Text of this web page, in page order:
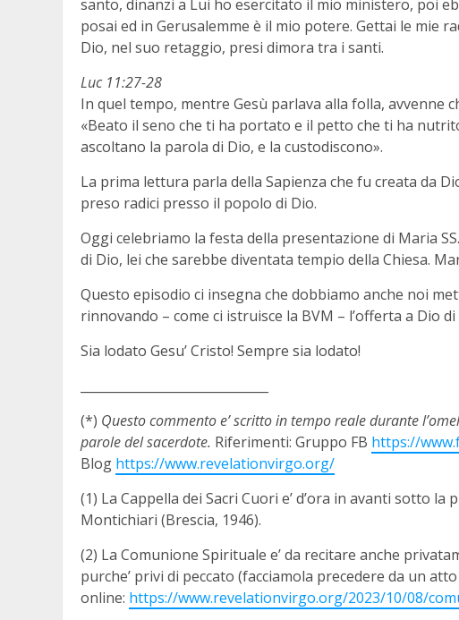
santo, dinanzi a Lui ho esercitato il mio ministero, poi
posai ed in Gerusalemme è il mio potere. Gettai le mie
Dio, nel suo retaggio, presi dimora tra i santi.
Luc 11:27-28
In quel tempo, mentre Gesù parlava alla folla, avvenne
«Beato il seno che ti ha portato e il petto che ti ha
ascoltano la parola di Dio, e la custodiscono».
La prima lettura parla della Sapienza che fu creata da
preso radici presso il popolo di Dio.
Oggi celebriamo la festa della presentazione di Maria
di Dio, lei che sarebbe diventata tempio della Chiesa.
Questo episodio ci insegna che dobbiamo anche noi
rinnovando – come ci istruisce la BVM – l’offerta a Dio
Sia lodato Gesu’ Cristo! Sempre sia lodato!
(*) Questo commento e’ scritto in tempo reale durante
parole del sacerdote. Riferimenti: Gruppo FB https://
Blog https://www.revelationvirgo.org/
(1) La Cappella dei Sacri Cuori e’ d’ora in avanti sotto
Montichiari (Brescia, 1946).
(2) La Comunione Spirituale e’ da recitare anche
purche’ privi di peccato (facciamola precedere da un
online: https://www.revelationvirgo.org/2023/10/08/